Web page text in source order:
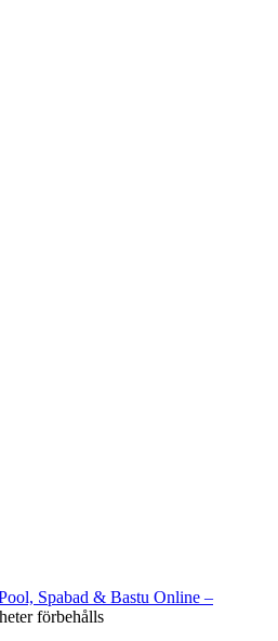
Spabad & Bastu Online –
förbehålls